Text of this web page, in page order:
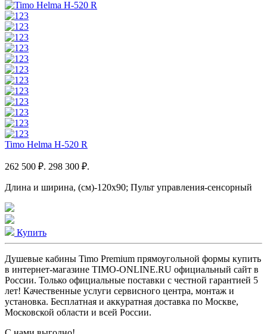
Timo Helma H-520 R
262 500 ₽. 298 300 ₽.
Длина и ширина, (см)-120x90; Пульт управления-сенсорный
Купить
Душевые кабины Timo Premium прямоугольной формы купить
в интернет-магазине TIMO-ONLINE.RU официальный сайт в
России. Только официальные поставки c честной гарантией 5
лет! Качественные услуги сервисного центра, монтаж и
установка. Бесплатная и аккуратная доставка по Москве,
Московской области и всей России.